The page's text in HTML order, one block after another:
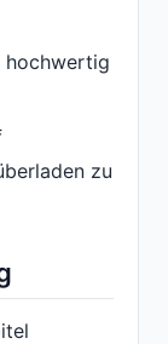
hochwertig
zu